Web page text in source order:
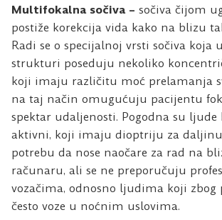
Multifokalna sočiva – sočiva čijom
postiže korekcija vida kako na blizu
Radi se o specijalnoj vrsti sočiva koja
strukturi poseduju nekoliko
koji imaju različitu moć prelamanja
na taj način omugućuju pacijentu
spektar udaljenosti. Pogodna su
aktivni, koji imaju dioptriju za
potrebu da nose naočare za rad na
računaru, ali se ne preporučuju
vozačima, odnosno ljudima koji zbog
često voze u noćnim uslovima.